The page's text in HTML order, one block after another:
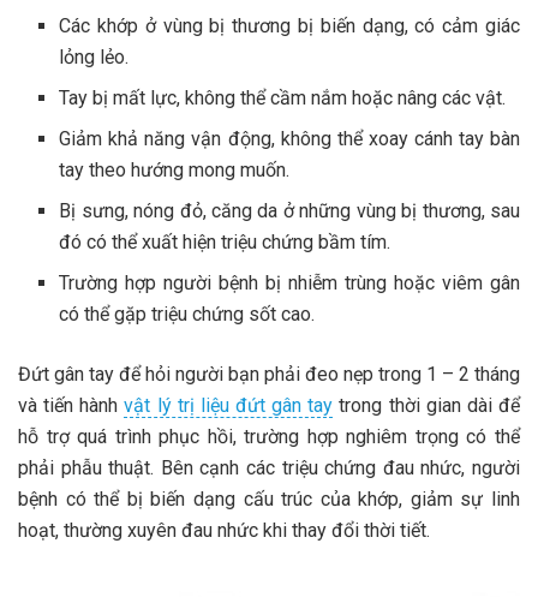
Các khớp ở vùng bị thương bị biến dạng, có cảm giác
lỏng lẻo.
Tay bị mất lực, không thể cầm nắm hoặc nâng các vật.
Giảm khả năng vận động, không thể xoay cánh tay bàn
tay theo hướng mong muốn.
Bị sưng, nóng đỏ, căng da ở những vùng bị thương, sau
đó có thể xuất hiện triệu chứng bầm tím.
Trường hợp người bệnh bị nhiễm trùng hoặc viêm gân
có thể gặp triệu chứng sốt cao.
Đứt gân tay để hỏi người bạn phải đeo nẹp trong 1 – 2 tháng
và tiến hànhvật lý trị liệu đứt gân tay trong thời gian dài để
hỗ trợ quá trình phục hồi, trường hợp nghiêm trọng có thể
phải phẫu thuật. Bên cạnh các triệu chứng đau nhức, người
bệnh có thể bị biến dạng cấu trúc của khớp, giảm sự linh
hoạt, thường xuyên đau nhức khi thay đổi thời tiết.